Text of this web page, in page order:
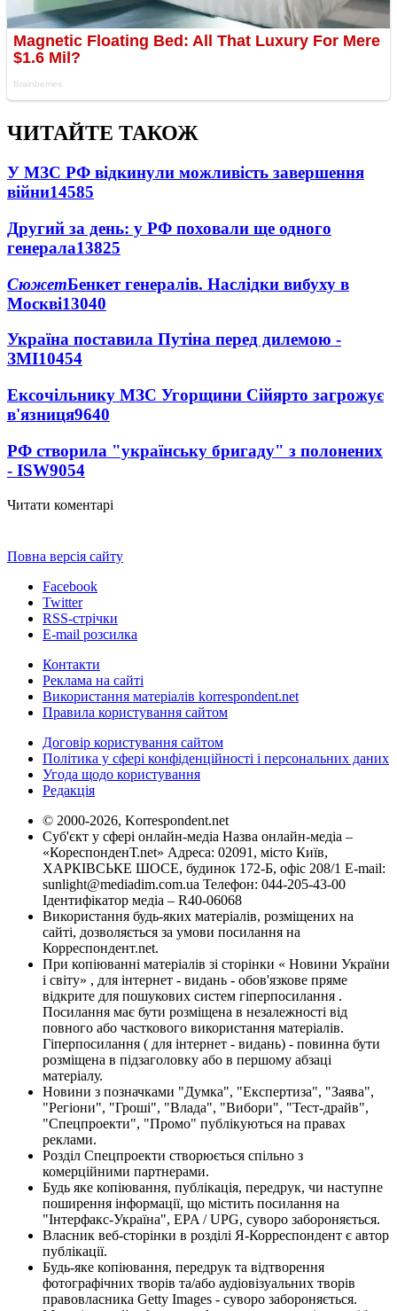
ЧИТАЙТЕ ТАКОЖ
У МЗС РФ відкинули можливість завершення
війни14585
Другий за день: у РФ поховали ще одного
генерала13825
СюжетБенкет генералів. Наслідки вибуху в
Москві13040
Україна поставила Путіна перед дилемою -
ЗМІ10454
Ексочільнику МЗС Угорщини Сійярто загрожує
в'язниця9640
РФ створила "українську бригаду" з полонених
- ISW9054
Читати коментарі
Повна версія сайту
Facebook
Twitter
RSS-стрічки
E-mail розсилка
Контакти
Реклама на сайті
Використання матеріалів korrespondent.net
Правила користування сайтом
Договір користування сайтом
Політика у сфері конфіденційності і персональних даних
Угода щодо користування
Редакція
© 2000-2026, Korrespondent.net
Суб'єкт у сфері онлайн-медіа Назва онлайн-медіа –
«КореспонденТ.net» Адреса: 02091, місто Київ,
ХАРКІВСЬКЕ ШОСЕ, будинок 172-Б, офіс 208/1 E-mail:
sunlight@mediadim.com.ua Телефон: 044-205-43-00
Ідентифікатор медіа – R40-06068
Використання будь-яких матеріалів, розміщених на
сайті, дозволяється за умови посилання на
Корреспондент.net.
При копіюванні матеріалів зі сторінки « Новини України
і світу» , для інтернет - видань - обов'язкове пряме
відкрите для пошукових систем гіперпосилання .
Посилання має бути розміщена в незалежності від
повного або часткового використання матеріалів.
Гіперпосилання ( для інтернет - видань) - повинна бути
розміщена в підзаголовку або в першому абзаці
матеріалу.
Новини з позначками "Думка", "Експертиза", "Заява",
"Регіони", "Гроші", "Влада", "Вибори", "Тест-драйв",
"Спецпроекти", "Промо" публікуються на правах
реклами.
Розділ Спецпроекти створюється спільно з
комерційними партнерами.
Будь яке копіювання, публікація, передрук, чи наступне
поширення інформації, що містить посилання на
"Інтерфакс-Україна", EPA / UPG, суворо забороняється.
Власник веб-сторінки в розділі Я-Корреспондент є автор
публікації.
Будь-яке копіювання, передрук та відтворення
фотографічних творів та/або аудіовізуальних творів
правовласника Getty Images - суворо забороняється.